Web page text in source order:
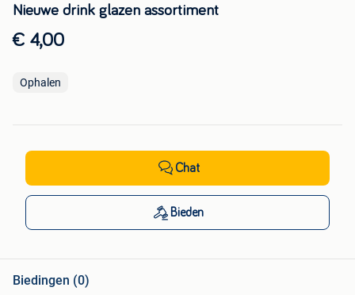
Nieuwe drink glazen assortiment
€ 4,00
Ophalen
Chat
Bieden
Biedingen (0)